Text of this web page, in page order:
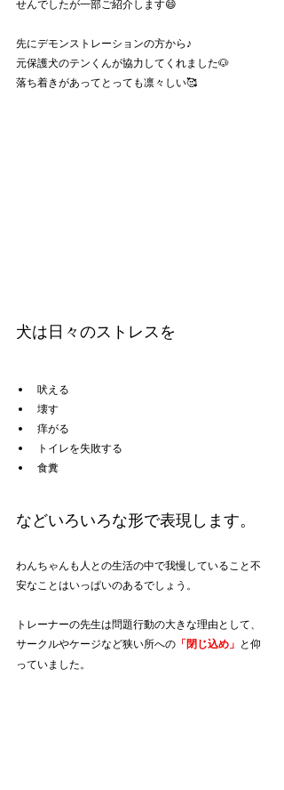
せんでしたが一部ご紹介します😄
先にデモンストレーションの方から♪
元保護犬のテンくんが協力してくれました🐶
落ち着きがあってとっても凛々しい🥰
犬は日々のストレスを
吠える
壊す
痒がる
トイレを失敗する
食糞
などいろいろな形で表現します。
わんちゃんも人との生活の中で我慢していること不
安なことはいっぱいのあるでしょう。
トレーナーの先生は問題行動の大きな理由として、
サークルやケージなど狭い所への 「閉じ込め」 と仰
っていました。